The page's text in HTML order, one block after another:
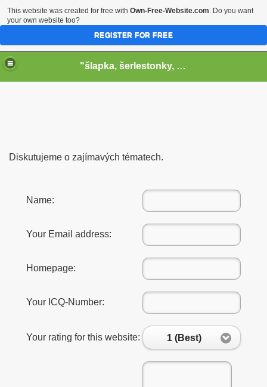
"šlapka, šerlestonky, kopák, paličky, kotel, dva tomy, virbl, pučená čína a vysokorychlostní bycikl"
Diskutujeme o zajímavých tématech.
Name:
Your Email address:
Homepage:
Your ICQ-Number:
Your rating for this website: 1 (Best)
This website was created for free with Own-Free-Website.com. Do you want
your own website too?
REGISTER FOR FREE